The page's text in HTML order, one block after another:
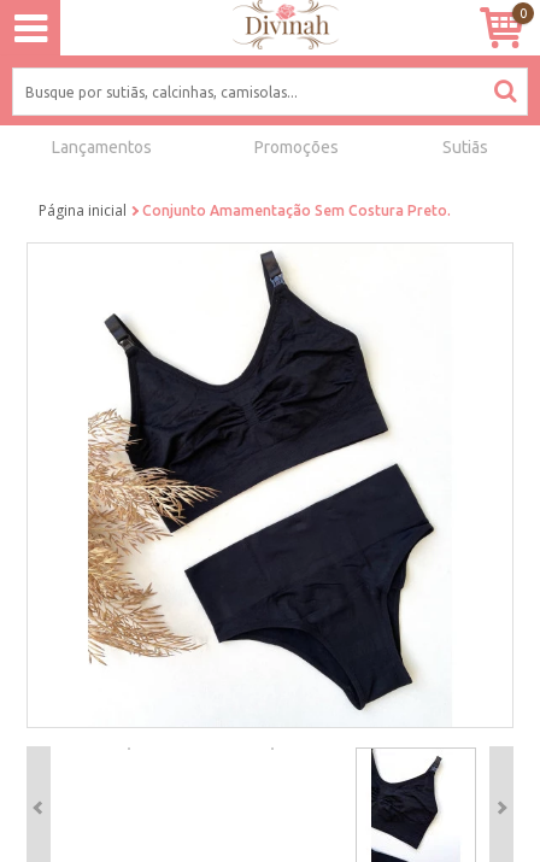
0
Lançamentos Promoções Sutiãs
Página inicial Conjunto Amamentação Sem Costura Preto.